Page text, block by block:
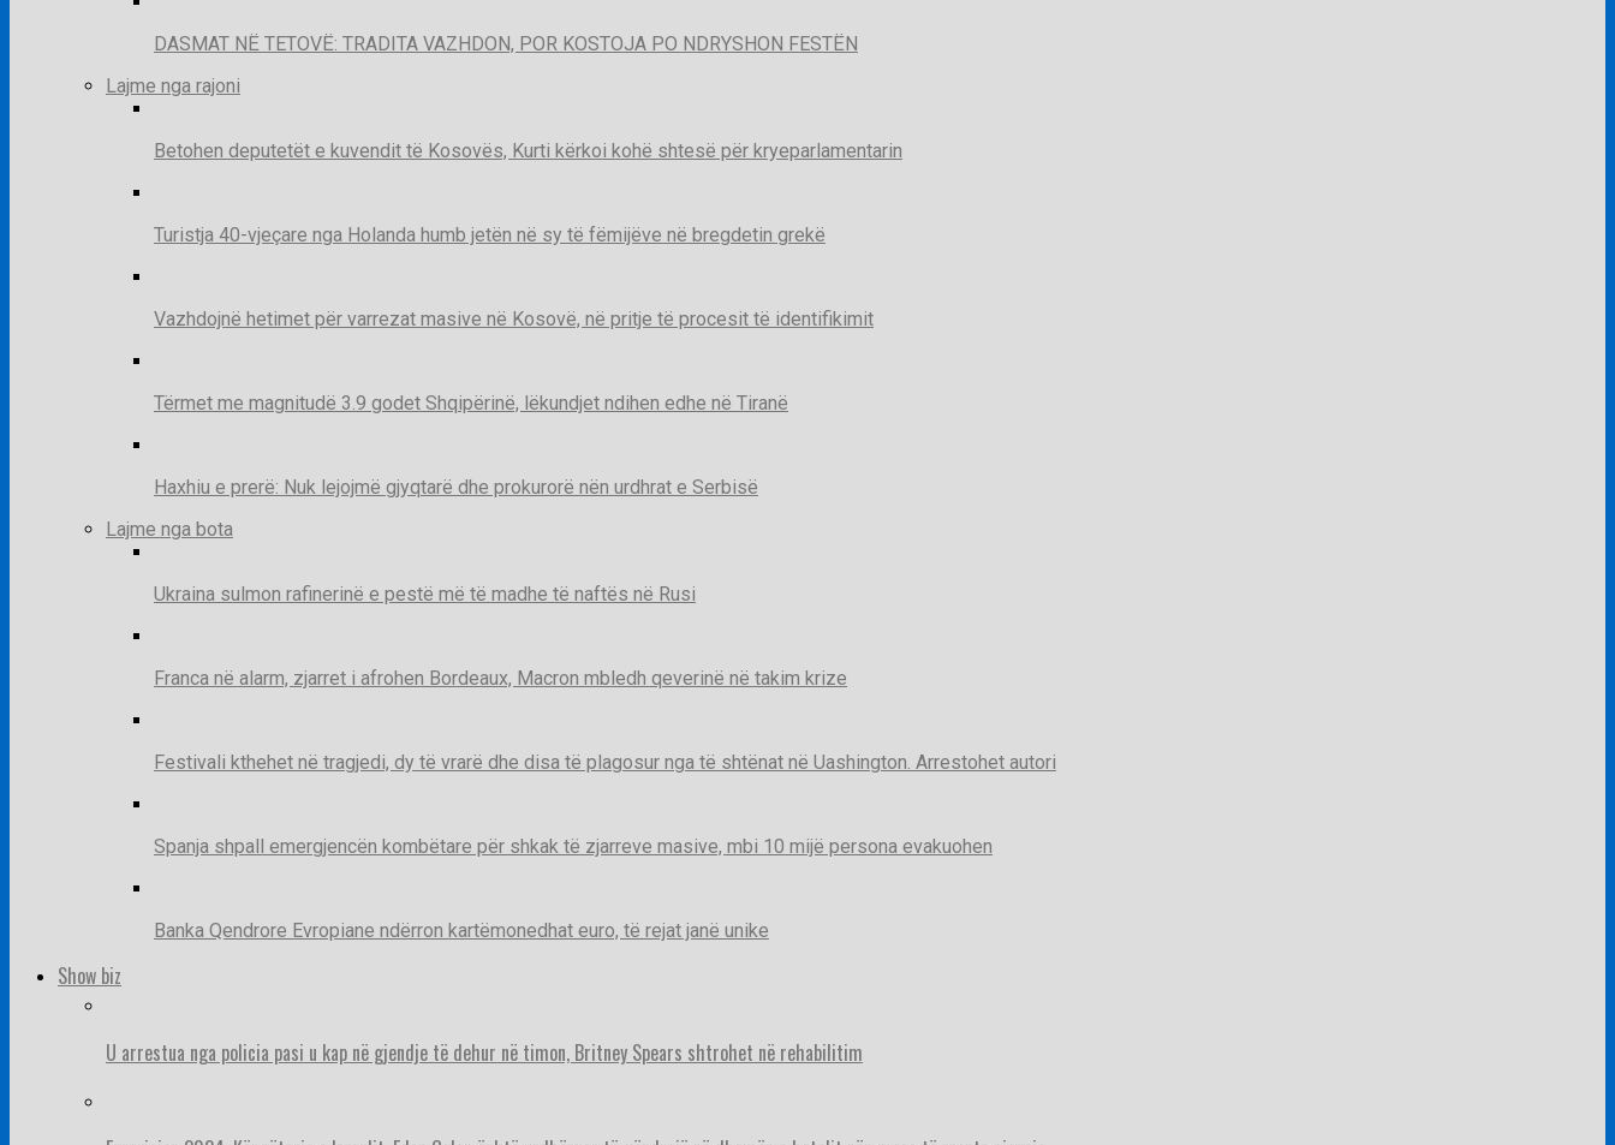
DASMAT NË TETOVË: TRADITA VAZHDON, POR KOSTOJA PO NDRYSHON FESTËN
Lajme nga rajoni
Betohen deputetët e kuvendit të Kosovës, Kurti kërkoi kohë shtesë për kryeparlamentarin
Turistja 40-vjeçare nga Holanda humb jetën në sy të fëmijëve në bregdetin grekë
Vazhdojnë hetimet për varrezat masive në Kosovë, në pritje të procesit të identifikimit
Tërmet me magnitudë 3.9 godet Shqipërinë, lëkundjet ndihen edhe në Tiranë
Haxhiu e prerë: Nuk lejojmë gjyqtarë dhe prokurorë nën urdhrat e Serbisë
Lajme nga bota
Ukraina sulmon rafinerinë e pestë më të madhe të naftës në Rusi
Franca në alarm, zjarret i afrohen Bordeaux, Macron mbledh qeverinë në takim krize
Festivali kthehet në tragjedi, dy të vrarë dhe disa të plagosur nga të shtënat në Uashington. Arrestohet autori
Spanja shpall emergjencën kombëtare për shkak të zjarreve masive, mbi 10 mijë persona evakuohen
Banka Qendrore Evropiane ndërron kartëmonedhat euro, të rejat janë unike
Show biz
U arrestua nga policia pasi u kap në gjendje të dehur në timon, Britney Spears shtrohet në rehabilitim